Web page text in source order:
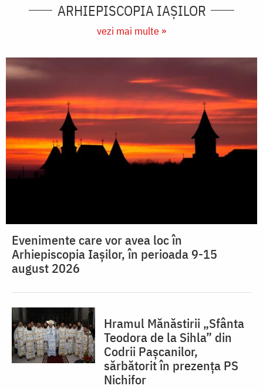
ARHIEPISCOPIA IAŞILOR
vezi mai multe »
Evenimente care vor avea loc în
Arhiepiscopia Iaşilor, în perioada 9-15
august 2026
Hramul Mănăstirii „Sfânta
Teodora de la Sihla” din
Codrii Pașcanilor,
sărbătorit în prezența PS
Nichifor